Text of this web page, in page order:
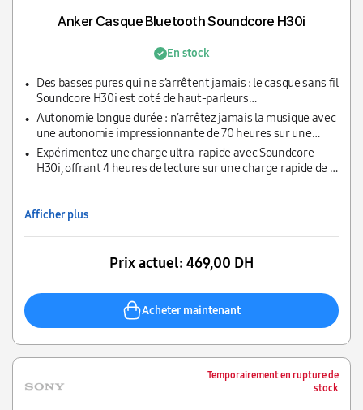
Anker Casque Bluetooth Soundcore H30i
En stock
Des basses pures qui ne s’arrêtent jamais : le casque sans fil
Soundcore H30i est doté de haut-parleurs
surdimensionnés de 40 mm pour offrir un son puissant et
constant, ainsi que des basses pures améliorées, pour
donner vie à votre musique.
Autonomie longue durée : n’arrêtez jamais la musique avec
une autonomie impressionnante de 70 heures sur une
seule charge.
Expérimentez une charge ultra-rapide avec Soundcore
H30i, offrant 4 heures de lecture sur une charge rapide de 5
Afficher plus
Prix actuel: 469,00 DH
Acheter maintenant
Temporairement en rupture de
stock